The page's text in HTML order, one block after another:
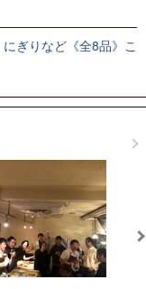
ぎりなど《全8品》こ